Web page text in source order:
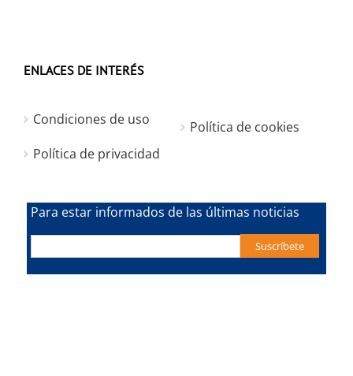
ENLACES DE INTERÉS
Condiciones de uso
Política de privacidad
Política de cookies
Para estar informados de las últimas noticias